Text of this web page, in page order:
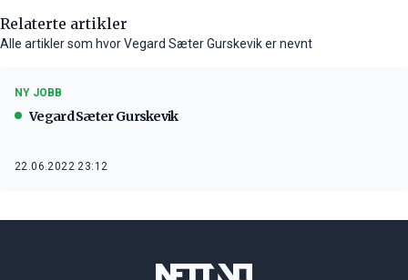
Relaterte artikler
Alle artikler som hvor Vegard Sæter Gurskevik er nevnt
NY JOBB
Vegard Sæter Gurskevik
22.06.2022 23:12